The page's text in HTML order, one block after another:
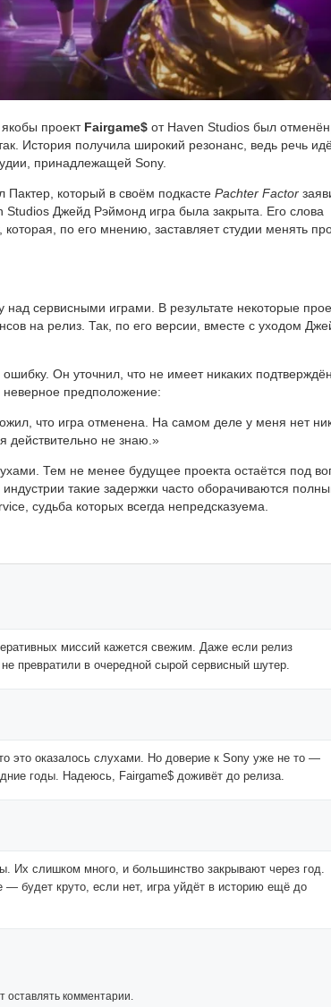
проект Fairgame$ от Haven Studios был
История получила широкий резонанс, ведь речь
принадлежащей Sony.
Пактер, который в своём подкасте Pachter Factor
Studios Джейд Рэймонд игра была закрыта. Его слова
по его мнению, заставляет студии менять
сервисными играми. В результате некоторые
на релиз. Так, по его версии, вместе с уходом
Он уточнил, что не имеет никаких
неверное предположение:
что игра отменена. На самом деле у меня нет
действительно не знаю.»
Тем не менее будущее проекта остаётся под
такие задержки часто оборачиваются
судьба которых всегда непредсказуема.
миссий кажется свежим. Даже если релиз
превратили в очередной сырой сервисный шутер.
это оказалось слухами. Но доверие к Sony уже не то —
годы. Надеюсь, Fairgame$ доживёт до релиза.
Их слишком много, и большинство закрывают через год.
будет круто, если нет, игра уйдёт в историю ещё до
оставлять комментарии.